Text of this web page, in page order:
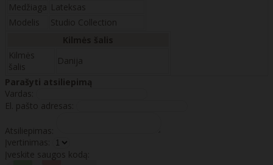
Medžiaga Lateksas
Modelis
Studio Collection
Kilmės
šalis
Danija
Parašyti atsiliepimą
Vardas:
El. pašto adresas:
Atsiliepimas:
Įvertinimas:
Įveskite saugos kodą: